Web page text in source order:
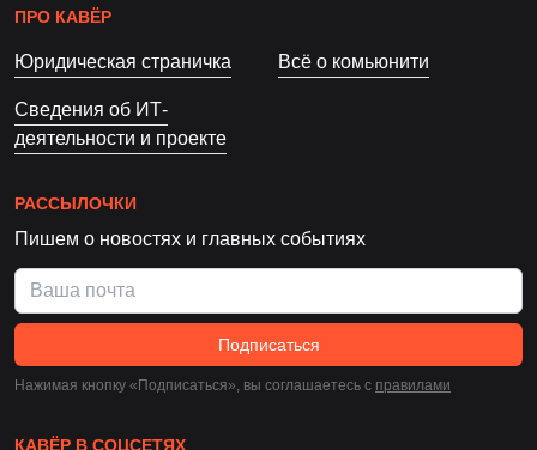
ПРО КАВЁР
Юридическая страничка Всё о комьюнити
Сведения об ИТ-
деятельности и проекте
РАССЫЛОЧКИ
Пишем о новостях и главных событиях
Подписаться
Нажимая кнопку «Подписаться», вы соглашаетесь c правилами
КАВЁР В СОЦСЕТЯХ